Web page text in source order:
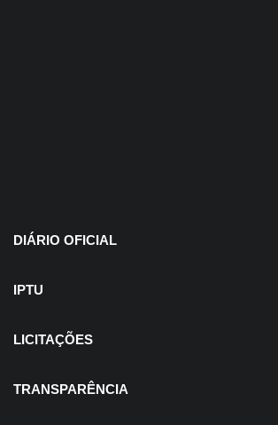
Processo Seletivo
DIÁRIO OFICIAL
IPTU
LICITAÇÕES
TRANSPARÊNCIA